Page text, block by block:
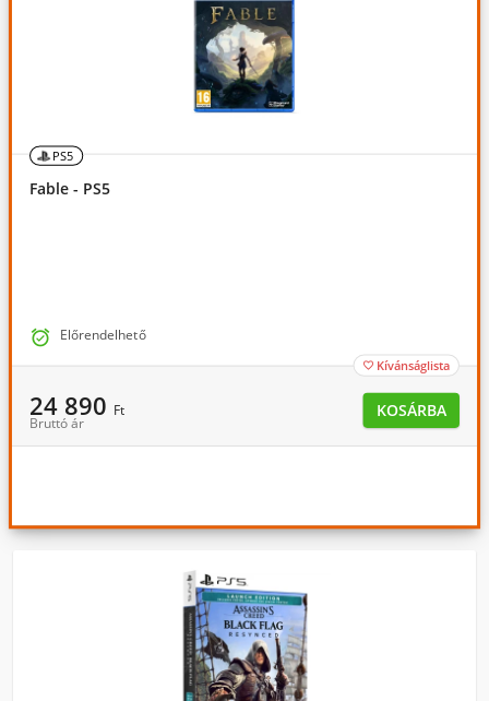
PS5
Fable - PS5
 Előrendelhető
 Kívánságlista
24 890 Ft
Bruttó ár
KOSÁRBA